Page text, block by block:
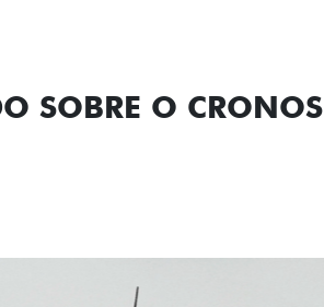
SOBRE O CRONOS